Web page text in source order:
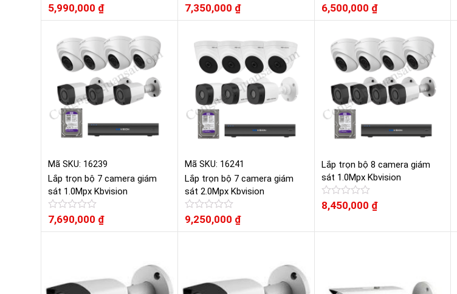
Được
xếp
sao
5,990,000 ₫
Được
xếp
7,350,000 ₫
Được
xếp
sao
6,500,000 ₫
Mã SKU: 16239
Lắp trọn bộ 7 camera giám
sát 1.0Mpx Kbvision
Được
xếp
7,690,000 ₫
Mã SKU: 16241
Lắp trọn bộ 7 camera giám
sát 2.0Mpx Kbvision
Được
xếp
9,250,000 ₫
Lắp trọn bộ 8 camera giám
sát 1.0Mpx Kbvision
Được
xếp
0
8,450,000 ₫